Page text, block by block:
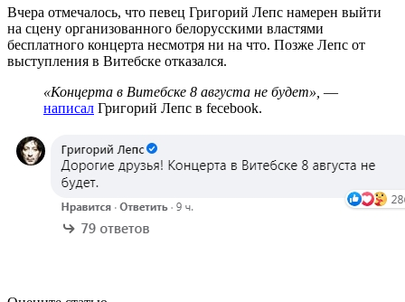
Вчера отмечалось, что певец Григорий Лепс намерен выйти
на сцену организованного белорусскими властями
бесплатного концерта несмотря ни на что. Позже Лепс от
выступления в Витебске отказался.
«Концерта в Витебске 8 августа не будет», —
написал Григорий Лепс в fecebook.